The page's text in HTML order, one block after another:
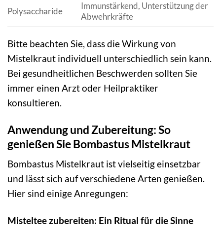
Polysaccharide
Immunstärkend, Unterstützung der
Abwehrkräfte
Bitte beachten Sie, dass die Wirkung von
Mistelkraut individuell unterschiedlich sein kann.
Bei gesundheitlichen Beschwerden sollten Sie
immer einen Arzt oder Heilpraktiker
konsultieren.
Anwendung und Zubereitung: So
genießen Sie Bombastus Mistelkraut
Bombastus Mistelkraut ist vielseitig einsetzbar
und lässt sich auf verschiedene Arten genießen.
Hier sind einige Anregungen:
Misteltee zubereiten: Ein Ritual für die Sinne